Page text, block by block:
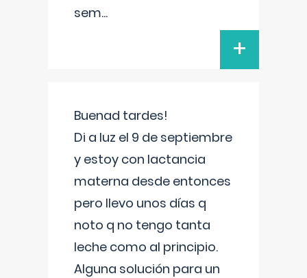
sem...
+
Buenad tardes!
Di a luz el 9 de septiembre
y estoy con lactancia
materna desde entonces
pero llevo unos días q
noto q no tengo tanta
leche como al principio.
Alguna solución para un